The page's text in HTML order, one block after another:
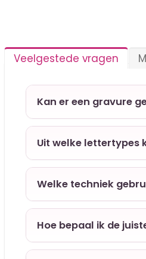
Veelgestede vragen
Kan er een gravure
Uit welke lettertypes
Welke techniek
Hoe bepaal ik de